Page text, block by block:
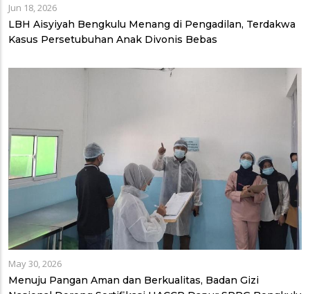
Jun 18, 2026
LBH Aisyiyah Bengkulu Menang di Pengadilan, Terdakwa
Kasus Persetubuhan Anak Divonis Bebas
May 30, 2026
Menuju Pangan Aman dan Berkualitas, Badan Gizi